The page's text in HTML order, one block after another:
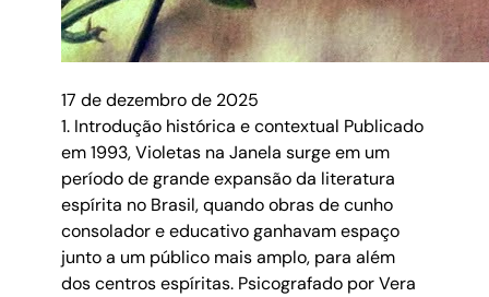
17 de dezembro de 2025
1. Introdução histórica e contextual Publicado
em 1993, Violetas na Janela surge em um
período de grande expansão da literatura
espírita no Brasil, quando obras de cunho
consolador e educativo ganhavam espaço
junto a um público mais amplo, para além
dos centros espíritas. Psicografado por Vera